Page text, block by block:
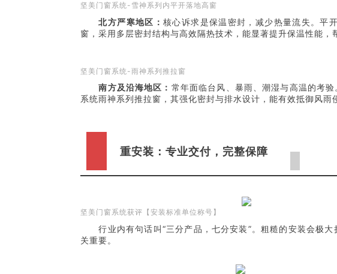
坚美门窗系统-雪神系列内平开落地高窗
北方严寒地区：核心诉求是保温密封，减少热量流失。平
窗，采用多层密封结构与高效隔热技术，能显著提升保温性能，
坚美门窗系统-雨神系列推拉窗
南方及沿海地区： 常年面临台风、暴雨、潮湿与高温的考
系统雨神系列推拉窗，其强化密封与排水设计，能有效抵御风雨
重安装：专业交付，完整保障
坚美门窗系统获评【安装标准单位称号】
行业内有句话叫“三分产品，七分安装”。粗糙的安装会极
关重要。